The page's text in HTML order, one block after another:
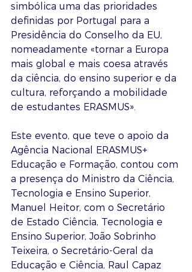
simbólica uma das prioridades
definidas por Portugal para a
Presidência do Conselho da EU,
nomeadamente «tornar a Europa
mais global e mais coesa através
da ciência, do ensino superior e da
cultura, reforçando a mobilidade
de estudantes ERASMUS».
Este evento, que teve o apoio da
Agência Nacional ERASMUS+
Educação e Formação, contou com
a presença do Ministro da Ciência,
Tecnologia e Ensino Superior,
Manuel Heitor, com o Secretário
de Estado Ciência, Tecnologia e
Ensino Superior, João Sobrinho
Teixeira, o Secretário-Geral da
Educação e Ciência, Raul Capaz